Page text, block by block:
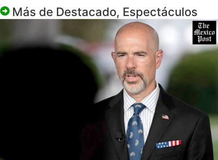
Más de Destacado, Espectáculos